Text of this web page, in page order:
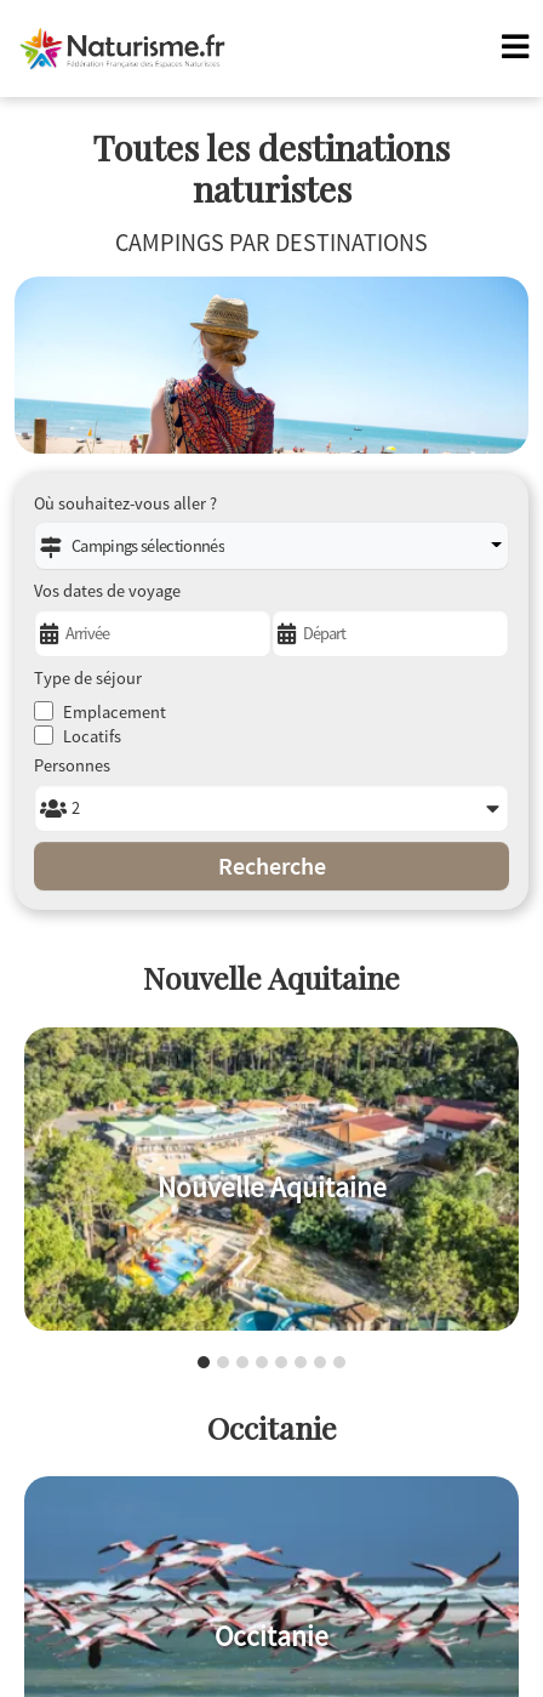
Toutes les destinations
naturistes
CAMPINGS PAR DESTINATIONS
Où souhaitez-vous aller ?
Campings sélectionnés
Vos dates de voyage
Type de séjour
Emplacement
Locatifs
Personnes
Recherche
Nouvelle Aquitaine
Nouvelle Aquitaine
Occitanie
Occitanie